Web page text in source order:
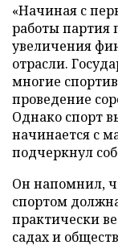
«Начиная с
работы партия
увеличения
отрасли.
многие
проведение
Однако спорт
начинается с
подчеркнул
Он напомнил,
спортом
практически
садах и